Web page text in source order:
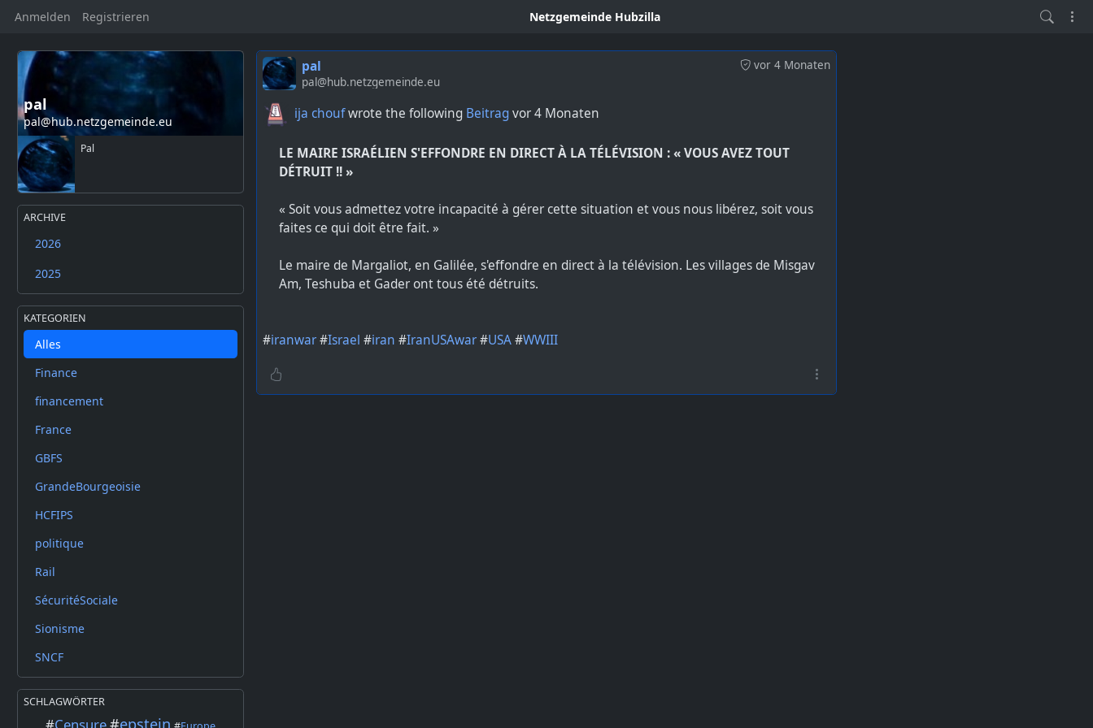
Anmelden Registrieren Netzgemeinde Hubzilla
pal
pal@hub.netzgemeinde.eu
Pal
ARCHIVE
2026
2025
KATEGORIEN
Alles
Finance
financement
France
GBFS
GrandeBourgeoisie
HCFIPS
politique
Rail
SécuritéSociale
Sionisme
SNCF
SCHLAGWÖRTER
vor 4 Monaten
pal
pal@hub.netzgemeinde.eu
ija choufwrote the following Beitragvor 4 Monaten
LE MAIRE ISRAÉLIEN S'EFFONDRE EN DIRECT À LA TÉLÉVISION : « VOUS AVEZ TOUT
DÉTRUIT !! »
« Soit vous admettez votre incapacité à gérer cette situation et vous nous libérez, soit vous
faites ce qui doit être fait. »
Le maire de Margaliot, en Galilée, s'effondre en direct à la télévision. Les villages de Misgav
Am, Teshuba et Gader ont tous été détruits.
#iranwar#Israel #iran #IranUSAwar#USA#WWIII